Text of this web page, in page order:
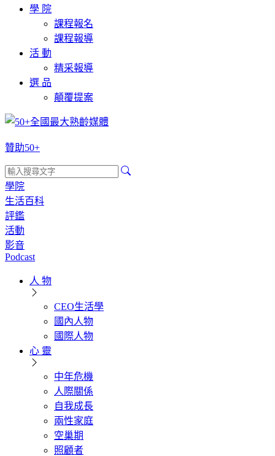
學 院
課程報名
課程報導
活 動
精采報導
選 品
顛覆提案
贊助50+
學院
生活百科
評鑑
活動
影音
Podcast
人 物
CEO生活學
國內人物
國際人物
心 靈
中年危機
人際關係
自我成長
兩性家庭
空巢期
照顧者